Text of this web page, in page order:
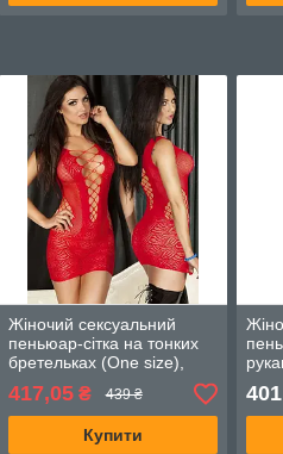
Жіночий сексуальний
пеньюар-сітка на тонких
бретельках (One size),
Червоний
417,05₴ 439 ₴
Купити
401